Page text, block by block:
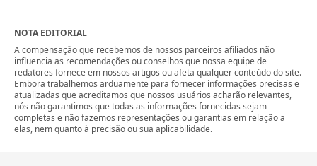
NOTA EDITORIAL
A compensação que recebemos de nossos parceiros afiliados não
influencia as recomendações ou conselhos que nossa equipe de
redatores fornece em nossos artigos ou afeta qualquer conteúdo do site.
Embora trabalhemos arduamente para fornecer informações precisas e
atualizadas que acreditamos que nossos usuários acharão relevantes,
nós não garantimos que todas as informações fornecidas sejam
completas e não fazemos representações ou garantias em relação a
elas, nem quanto à precisão ou sua aplicabilidade.